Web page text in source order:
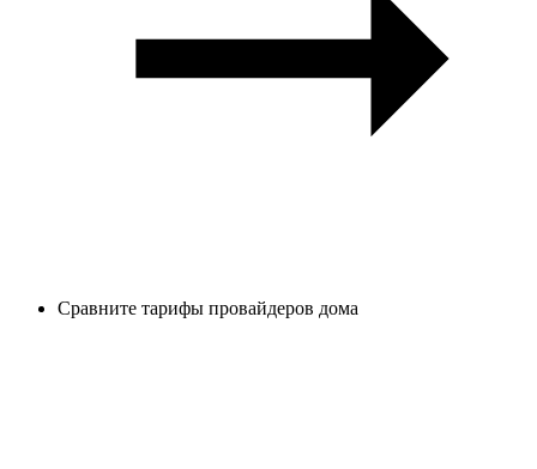
Сравните тарифы провайдеров дома